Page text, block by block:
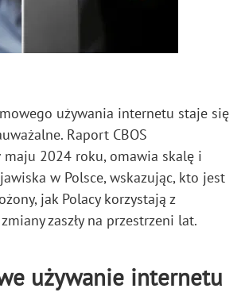
używania internetu staje się
Raport CBOS
2024 roku, omawia skalę i
w Polsce, wskazując, kto jest
jak Polacy korzystają z
zaszły na przestrzeni lat.
używanie internetu